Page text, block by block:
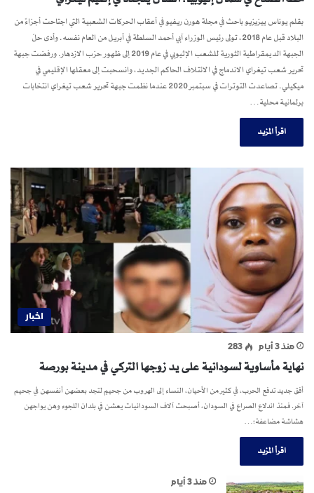
بقلم يوناس ييزيزيو باحث في مجلة هورن ريفيو في أعقاب الحركات الشعبية التي اجتاحت أجزاءً من
البلاد قبل عام 2018، تولى رئيس الوزراء آبي أحمد السلطة في أبريل من العام نفسه. وأدى حلّ
الجبهة الديمقراطية الثورية للشعب الإثيوبي في عام 2019 إلى ظهور حزب الازدهار. ورفضت جبهة
تحرير شعب تيغراي الاندماج في الائتلاف الحاكم الجديد، وانسحبت إلى معقلها الإقليمي في
ميكيلي. تصاعدت التوترات في سبتمبر 2020 عندما نظمت جبهة تحرير شعب تيغراي انتخابات
برلمانية محلية…
اقرأ المزيد
اخبار
منذ 3 أيام 283
نهاية مأساوية لسودانية على يد زوجها التركي في مدينة بورصة
أفق جديد تدفع الحرب، في كثير من الأحيان، النساء إلى الهروب من جحيمٍ لتجد بعضهن أنفسهن في جحيم
آخر. فمنذ اندلاع الصراع في السودان، أصبحت آلاف السودانيات يعشن في بلدان اللجوء وهن يواجهن
هشاشة مضاعفة؛…
اقرأ المزيد
منذ 3 أيام